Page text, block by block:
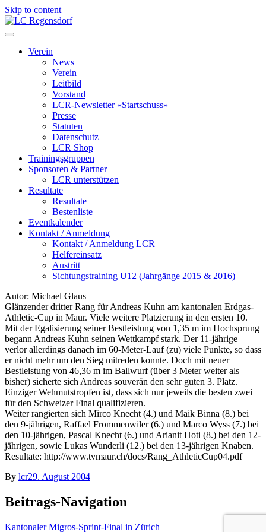
Skip to content
LC Regensdorf
Verein
News
Verein
Leitbild
Vorstand
LCR-Newsletter «Startschuss»
Presse
Statuten
Datenschutz
LCR Shop
Trainingsgruppen
Sponsoren & Partner
LCR unterstützen
Resultate
Resultate
Bestenliste
Eventkalender
Kontakt / Anmeldung
Kontakt / Anmeldung LCR
Helfereinsatz
Austritt
Sichtungstraining U12 (Jahrgänge 2015 & 2016)
Autor: Michael Glaus
Glänzender dritter Rang für Andreas Kuhn am kantonalen Erdgas-
Athletic-Cup in Maur. Viele weitere Platzierung in den ersten 10.
Mit der Egalisierung seiner Bestleistung von 1,35 m im Hochsprung
begann Andreas Kuhn seinen Wettkampf stark. Der 11-jährige
verlor allerdings danach im 60-Meter-Lauf (zu) viele Punkte, so dass
er nicht mehr um den Sieg mitreden konnte. Doch mit neuer
Bestleistung von 46,36 m im Ballwurf (über 3 Meter weiter als
bisher) sicherte sich Andreas souverän den sehr guten 3. Platz.
Einziger Wehmutstropfen ist, dass sich nur jeweils die besten zwei
für den Schweizer Final qualifizieren.
Weiter rangierten sich Mirco Knecht (4.) und Maik Binna (8.) bei
den 9-jährigen, Raffael Frommenwiler (6.) und Marco Wyss (7.) bei
den 10-jährigen, Pascal Knecht (6.) und Arianit Hoti (8.) bei den 12-
jährigen, sowie Lukas Wunderli (12.) bei den 13-jährigen Knaben.
Resultate: http://www.tvmaur.ch/docs/Rang_AthleticCup04.pdf
By lcr29. August 2004
Beitrags-Navigation
Kantonaler Migros-Sprint-Final in Zürich